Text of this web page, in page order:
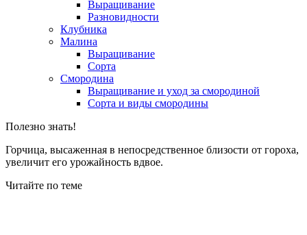
Выращивание
Разновидности
Клубника
Малина
Выращивание
Сорта
Смородина
Выращивание и уход за смородиной
Сорта и виды смородины
Полезно знать!
Горчица, высаженная в непосредственное близости от гороха,
увеличит его урожайность вдвое.
Читайте по теме